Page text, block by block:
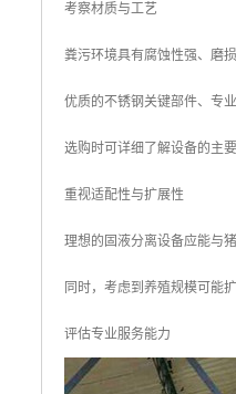
考察材质与工艺
粪污环境具有腐蚀性强、磨
优质的不锈钢关键部件、专
选购时可详细了解设备的主
重视适配性与扩展性
理想的固液分离设备应能与
同时，考虑到养殖规模可能
评估专业服务能力